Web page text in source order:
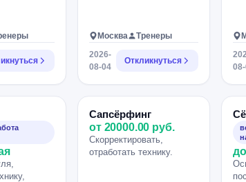
Москва
Тренеры
2026-
08-04
Откликнуться
Сапсёрфинг
от 20000.00 руб.
Скорректировать,
отработать технику.